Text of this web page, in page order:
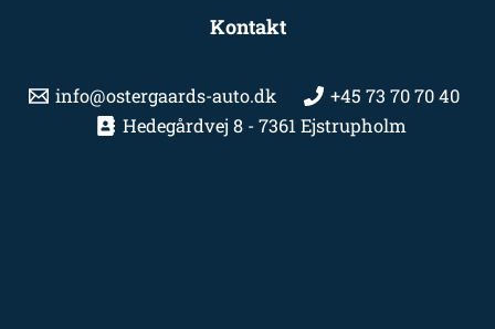
Kontakt
info@ostergaards-auto.dk
+45 73 70 70 40
Hedegårdvej 8 - 7361 Ejstrupholm